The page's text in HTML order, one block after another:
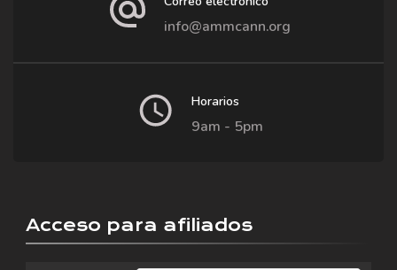
info@ammcann.org
Horarios
9am - 5pm
Acceso para afiliados